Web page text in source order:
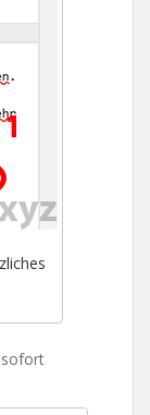
sofort